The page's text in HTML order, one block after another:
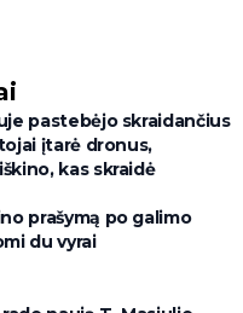
pastebėjo skraidančius
įtarė dronus,
kas skraidė
prašymą po galimo
du vyrai